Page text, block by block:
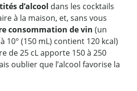
d’alcool dans les cocktails
à la maison, et, sans vous
consommation de vin (un
10° (150 mL) contient 120 kcal)
de 25 cL apporte 150 à 250
oublier que l’alcool favorise la